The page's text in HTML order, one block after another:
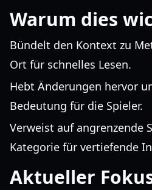
Warum dies
Bündelt den Kontext zu
Ort für schnelles Lesen.
Hebt Änderungen hervor
Bedeutung für die Spieler.
Verweist auf angrenzende
Kategorie für vertiefende
Aktueller